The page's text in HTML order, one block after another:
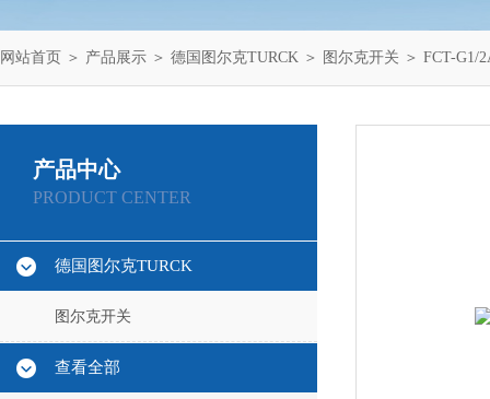
网站首页 ＞ 产品展示 ＞ 德国图尔克TURCK ＞ 图尔克开关 ＞ FCT-G1/
产品中心
PRODUCT CENTER
德国图尔克TURCK
图尔克开关
查看全部